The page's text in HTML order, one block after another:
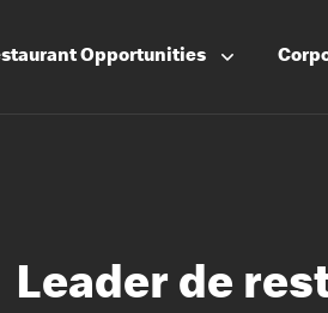
Opportunities
Leader de